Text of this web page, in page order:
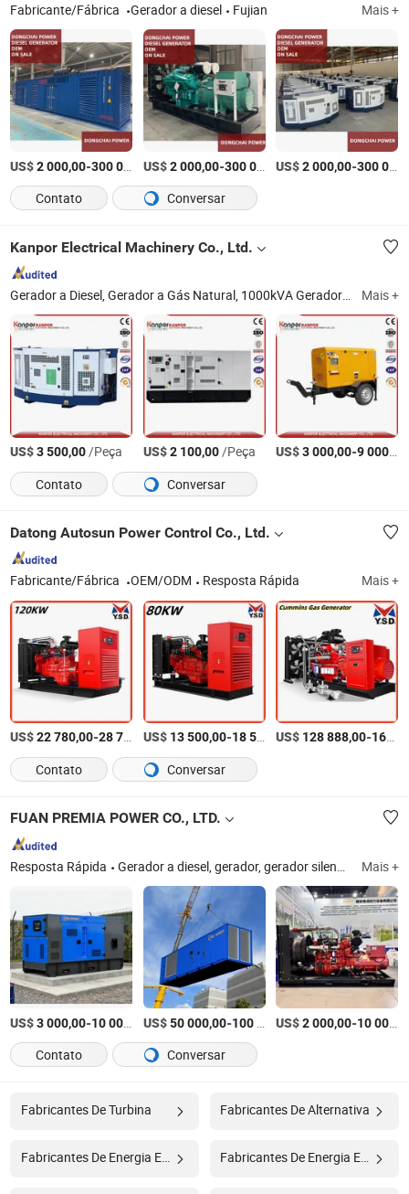
Fabricante/Fábrica Gerador a diesel Fujian Mais +
US$2 000,00-300 000,00 /Peça
US$2 000,00-300 000,00 /Peça
US$2 000,00-300 000,00
Contato Conversar
Kanpor Electrical Machinery Co., Ltd.
Gerador a Diesel, Gerador a Gás Natural, 1000kVA Gerador a Diesel, Gerador de Contêiner Refrigerado, Gerador Silencioso, Gerador Tipo Trailer, Gerador Elétrico, Gerador de Energia, Gerador a Gasolina, Alternador Mais +
US$3 500,00/Peça US$2 100,00/Peça US$3 000,00-9 000,00
Contato
Conversar
Datong Autosun Power Control Co., Ltd.
Fabricante/Fábrica OEM/ODM Resposta Rápida Mais +
US$22 780,00-28 780,00 /Conjunto
US$ 13 500,00-18 500,00 /Conjunto
US$ 128 888,00-168 888,00
Contato Conversar
FUAN PREMIA POWER CO., LTD.
Resposta Rápida Gerador a diesel, gerador, gerador silencioso, gerador a diesel silencioso, conjunto gerador, gerador de energia, conjunto gerador silencioso, gerador elétrico, conjunto gerador a diesel, gerador a diesel silencioso Mais +
US$3 000,00-10 000,00 /Conjunto
US$50 000,00-100 000,00 /Conjunto
US$2 000,00-10 000,00
Contato Conversar
Fabricantes De Turbina Fabricantes De Alternativa
Fabricantes De Energia Eólica Fabricantes De Energia Eólica